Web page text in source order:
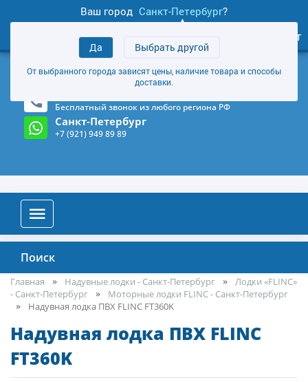
Ваш город Санкт-Петербург?
Да Выбрать другой
От выбранного города зависят цены, наличие товара и способы
доставки.
товаров
Личный кабинет
+7 (921) 949 89 89
Магазин и склад в Санкт-Петербурге (Карта)
Бесплатный звонок из любого региона РФ
Санкт-Петербург
+7 (921) 949 89 89
Поиск
Главная Надувные лодки - Санкт-Петербург
Лодки «FLINC»
- Санкт-Петербург
Моторные лодки FLINC - Санкт-Петербург
Надувная лодка ПВХ FLINC FT360K
Надувная лодка ПВХ FLINC
FT360K